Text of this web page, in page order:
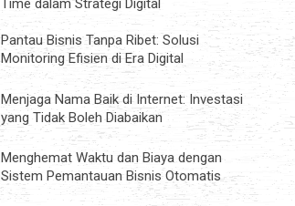
Time dalam Strategi Digital
Pantau Bisnis Tanpa Ribet: Solusi
Monitoring Efisien di Era Digital
Menjaga Nama Baik di Internet: Investasi
yang Tidak Boleh Diabaikan
Menghemat Waktu dan Biaya dengan
Sistem Pemantauan Bisnis Otomatis